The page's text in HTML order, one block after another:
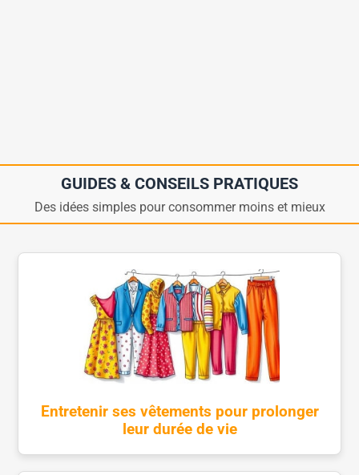
GUIDES & CONSEILS PRATIQUES
Des idées simples pour consommer moins et mieux
Entretenir ses vêtements pour prolonger
leur durée de vie